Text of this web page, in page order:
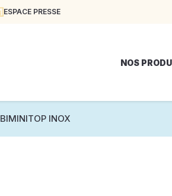
ESPACE PRESSE
NOS
BIMINITOP INOX